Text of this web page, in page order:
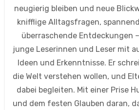
neugierig bleiben und neue
knifflige Alltagsfragen,
überraschende Entdeckungen
junge Leserinnen und Leser mit
Ideen und Erkenntnisse. Er
die Welt verstehen wollen, und
dabei begleiten. Mit einer Prise
und dem festen Glauben daran,